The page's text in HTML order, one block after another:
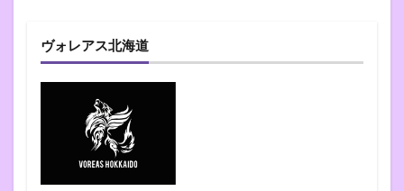
ヴォレアス北海道